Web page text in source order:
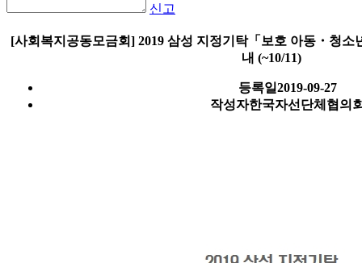
신고
[사회복지공동모금회] 2019 삼성 지정기탁「보호 아동・청소
내 (~10/11)
등록일2019-09-27
작성자한국자선단체협의